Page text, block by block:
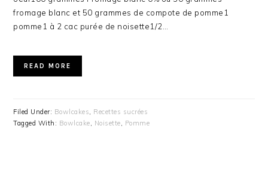
fromage blanc et 50 grammes de compote de pomme1
pomme1 à 2 cac purée de noisette1/2…
READ MORE
Filed Under: Bowlcakes, Recettes sucrées
Tagged With: Bowlcake, Noisette, Pomme